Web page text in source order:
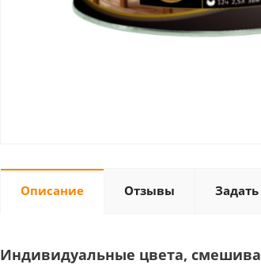
Описание Отзывы
Индивидуальные цветa,